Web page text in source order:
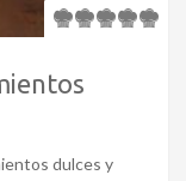
dulces y